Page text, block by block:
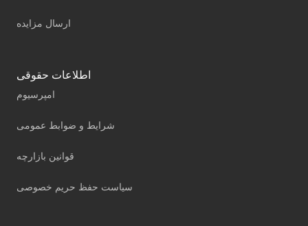
ارسال مزایده
اطلاعات حقوقی
امپرسیوم
شرایط و ضوابط عمومی
قوانین بازارچه
سیاست حفظ حریم خصوصی